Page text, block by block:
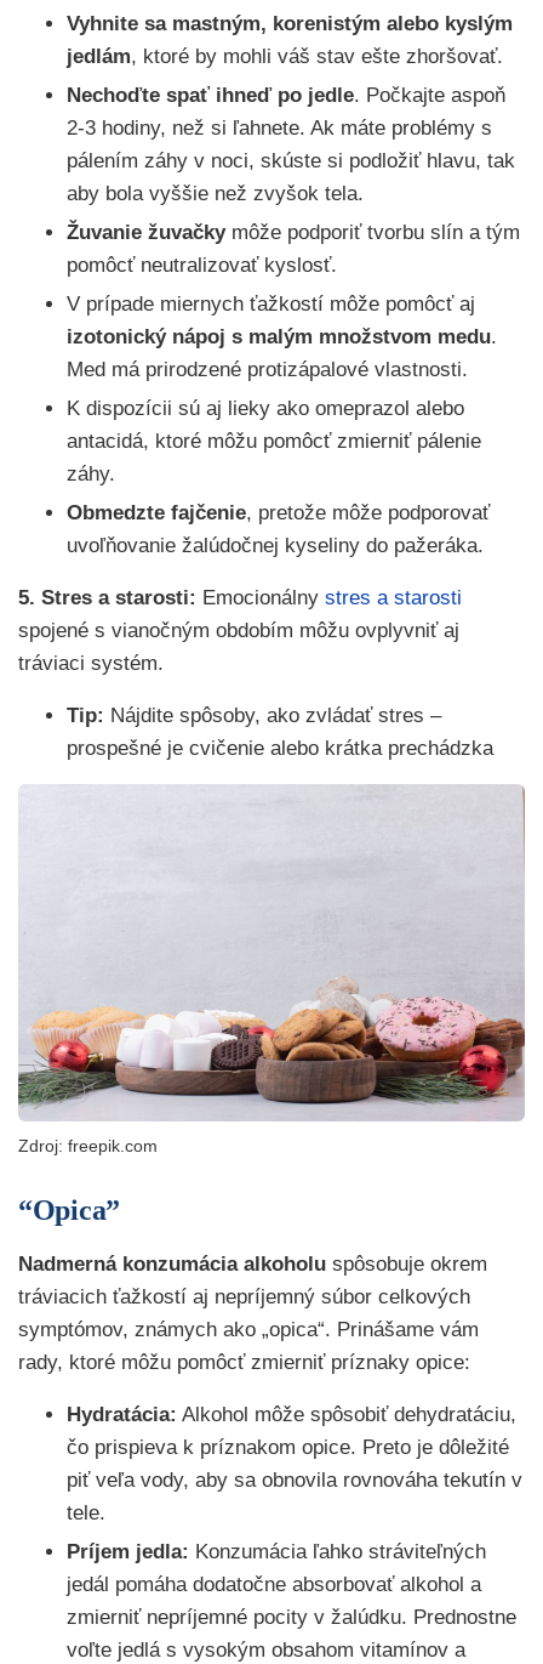
Vyhnite sa mastným, korenistým alebo kyslým
jedlám, ktoré by mohli váš stav ešte zhoršovať.
Nechoďte spať ihneď po jedle. Počkajte aspoň
2-3 hodiny, než si ľahnete. Ak máte problémy s
pálením záhy v noci, skúste si podložiť hlavu, tak
aby bola vyššie než zvyšok tela.
Žuvanie žuvačkymôže podporiť tvorbu slín a tým
pomôcť neutralizovať kyslosť.
V prípade miernych ťažkostí môže pomôcť aj
izotonický nápoj s malým množstvom medu.
Med má prirodzené protizápalové vlastnosti.
K dispozícii sú aj lieky ako omeprazol alebo
antacidá, ktoré môžu pomôcť zmierniť pálenie
záhy.
Obmedzte fajčenie, pretože môže podporovať
uvoľňovanie žalúdočnej kyseliny do pažeráka.
5. Stres a starosti: Emocionálny stres a starosti
spojené s vianočným obdobím môžu ovplyvniť aj
tráviaci systém.
Tip: Nájdite spôsoby, ako zvládať stres –
prospešné je cvičenie alebo krátka prechádzka
Zdroj: freepik.com
“Opica”
Nadmerná konzumácia alkoholu spôsobuje okrem
tráviacich ťažkostí aj nepríjemný súbor celkových
symptómov, známych ako „opica“. Prinášame vám
rady, ktoré môžu pomôcť zmierniť príznaky opice:
Hydratácia: Alkohol môže spôsobiť dehydratáciu,
čo prispieva k príznakom opice. Preto je dôležité
piť veľa vody, aby sa obnovila rovnováha tekutín v
tele.
Príjem jedla: Konzumácia ľahko stráviteľných
jedál pomáha dodatočne absorbovať alkohol a
zmierniť nepríjemné pocity v žalúdku. Prednostne
voľte jedlá s vysokým obsahom vitamínov a